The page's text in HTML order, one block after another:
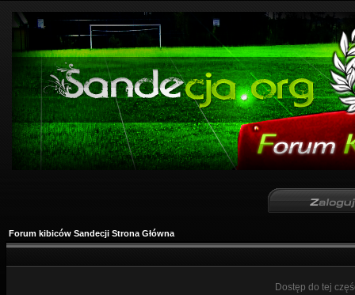
Forum kibiców Sandecji Strona Główna
Dostęp do tej